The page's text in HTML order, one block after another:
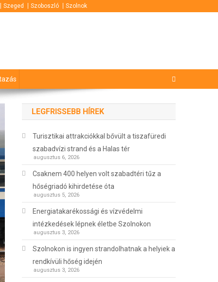
Szeged Szoboszló Szolnok
LEGFRISSEBB HÍREK
Turisztikai attrakciókkal bővült a tiszafüredi
szabadvízi strand és a Halas tér
augusztus 6, 2026
Csaknem 400 helyen volt szabadtéri tűz a
hőségriadó kihirdetése óta
augusztus 5, 2026
Energiatakarékossági és vízvédelmi
intézkedések lépnek életbe Szolnokon
augusztus 3, 2026
Szolnokon is ingyen strandolhatnak a helyiek a
rendkívüli hőség idején
augusztus 3, 2026